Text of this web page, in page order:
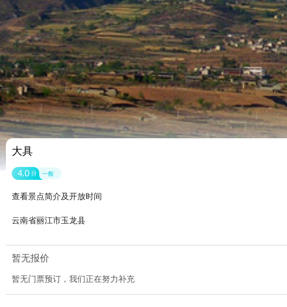
大具
4.0 分 一般
查看景点简介及开放时间
云南省丽江市玉龙县
暂无报价
暂无门票预订，我们正在努力补充